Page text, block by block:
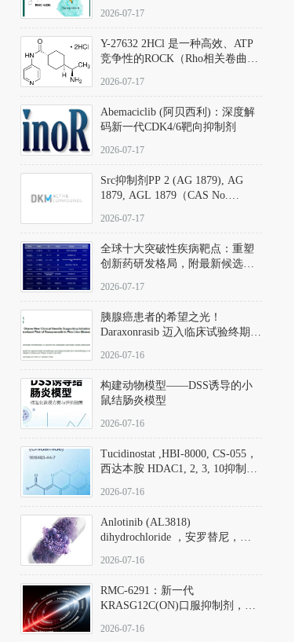
向KRAS/NRAS/HRAS的广谱RAS
2026-07-17
Y-27632 2HCl 是一种高效、ATP
竞争性的ROCK（Rho相关卷曲螺
同等抑制ROCK1与ROCK2；其通
过精准嵌入激酶的ATP结合位点
发挥抑制作用，对ROCK1和
ROCK2的解离常数（Ki）分别为
140 nM和300 nM；在众多丝氨酸/
中，其靶向ROCK的选择性超过
200倍，凸显出优异的分子特异
2026-07-17
Abemaciclib (阿贝西利)：深度解
码新一代CDK4/6靶向抑制剂
2026-07-17
Src抑制剂PP 2 (AG 1879), AG
1879, AGL 1879（CAS No.
应用指南
2026-07-17
全球十大突破性疾病靶点：重塑
创新药研发格局，附最新候选分
2026-07-17
胰腺癌患者的希望之光！
Daraxonrasib 迈入临床试验终期阶
2026-07-16
构建动物模型——DSS诱导的小
鼠结肠炎模型
2026-07-16
Tucidinostat ,HBI-8000, CS-055，
西达本胺 HDAC1, 2, 3, 10抑制剂
D808567) - DKM活性分子
2026-07-16
Anlotinib (AL3818)
dihydrochloride ，安罗替尼，
Hydrochloride实验方法步骤SOP
2026-07-16
RMC-6291：新一代
KRASG12C(ON)口服抑制剂，
(Elironrasib)CAS#2641998-63-0
2026-07-16